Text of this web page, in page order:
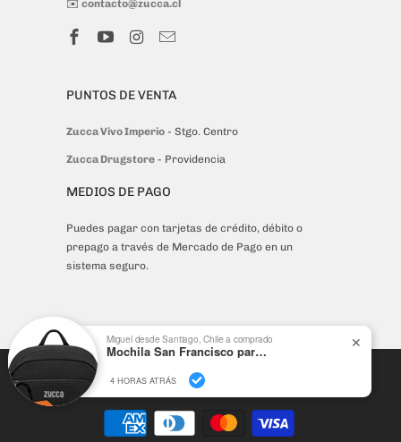
✉️ contacto@zucca.cl
PUNTOS DE VENTA
Zucca Vivo Imperio - Stgo. Centro
Zucca Drugstore - Providencia
MEDIOS DE PAGO
Puedes pagar con tarjetas de crédito, débito o
prepago a través de Mercado de Pago en un
sistema seguro.
© 2026
. Mochilas, Bolsos y Accesorios Urbanos
Tecnología de Shopify
Miguel desde Santiago, Chile a comprado
Mochila San Francisco para Notebook 16" | Amplia y Organizada
4 HORAS ATRÁS
✕